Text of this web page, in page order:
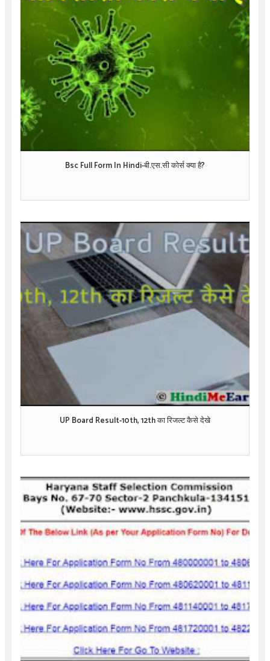
Bsc Full Form In Hindi-बी.एस.सी कोर्स क्या है?
UP Board Result-10th, 12th का रिजल्ट कैसे देखे